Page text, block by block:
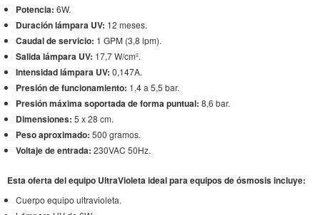
Potencia: 6W.
Duración lámpara UV: 12 meses.
Caudal de servicio: 1 GPM (3,8 lpm).
Salida lámpara UV: 17,7 W/cm².
Intensidad lámpara UV: 0,147A.
Presión de funcionamiento: 1,4 a 5,5 bar.
Presión máxima soportada de forma puntual: 8,6 bar.
Dimensiones: 5 x 28 cm.
Peso aproximado: 500 gramos.
Voltaje de entrada: 230VAC 50Hz.
Esta oferta del equipo UltraVioleta ideal para equipos de ósmosis incluye:
Cuerpo equipo ultravioleta.